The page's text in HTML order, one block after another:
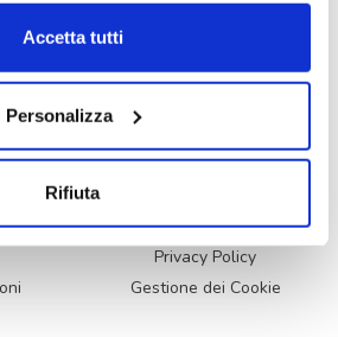
Accetta tutti
Personalizza
Rifiuta
Menfys S-Line
Cookie Policy
Privacy Policy
Gestione dei Cookie